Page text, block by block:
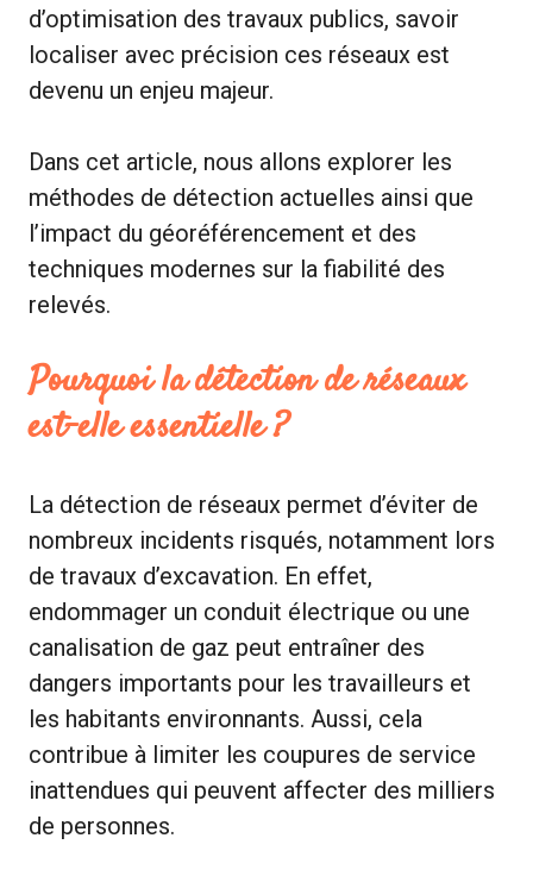
d’optimisation des travaux publics, savoir
localiser avec précision ces réseaux est
devenu un enjeu majeur.
Dans cet article, nous allons explorer les
méthodes de détection actuelles ainsi que
l’impact du géoréférencement et des
techniques modernes sur la fiabilité des
relevés.
Pourquoi la détection de réseaux
est-elle essentielle ?
La détection de réseaux permet d’éviter de
nombreux incidents risqués, notamment lors
de travaux d’excavation. En effet,
endommager un conduit électrique ou une
canalisation de gaz peut entraîner des
dangers importants pour les travailleurs et
les habitants environnants. Aussi, cela
contribue à limiter les coupures de service
inattendues qui peuvent affecter des milliers
de personnes.